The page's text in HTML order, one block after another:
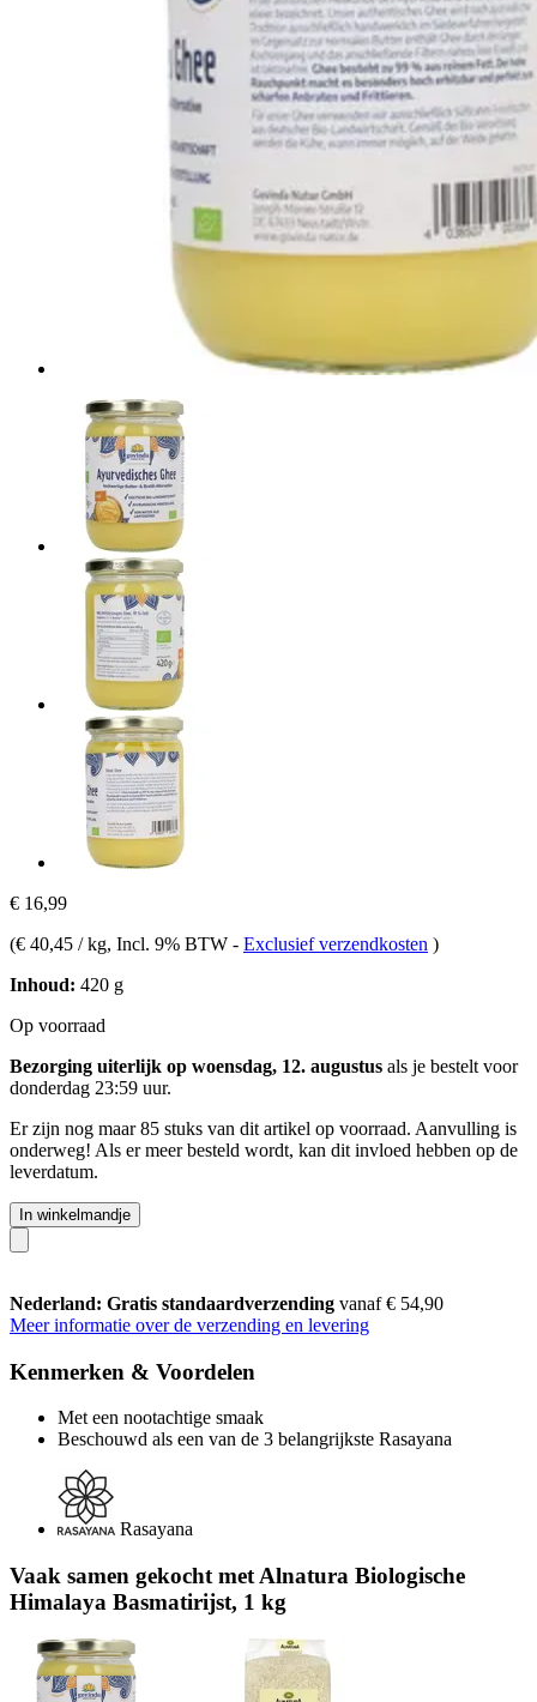
€ 16,99
(€ 40,45 / kg, Incl. 9% BTW - Exclusief verzendkosten )
Inhoud: 420 g
Op voorraad
Bezorging uiterlijk op woensdag, 12. augustus als je bestelt voor
donderdag 23:59 uur.
Er zijn nog maar 85 stuks van dit artikel op voorraad. Aanvulling is
onderweg! Als er meer besteld wordt, kan dit invloed hebben op de
leverdatum.
In winkelmandje
Nederland: Gratis standaardverzending vanaf € 54,90
Meer informatie over de verzending en levering
Kenmerken & Voordelen
Met een nootachtige smaak
Beschouwd als een van de 3 belangrijkste Rasayana
Rasayana
Vaak samen gekocht met Alnatura Biologische
Himalaya Basmatirijst, 1 kg